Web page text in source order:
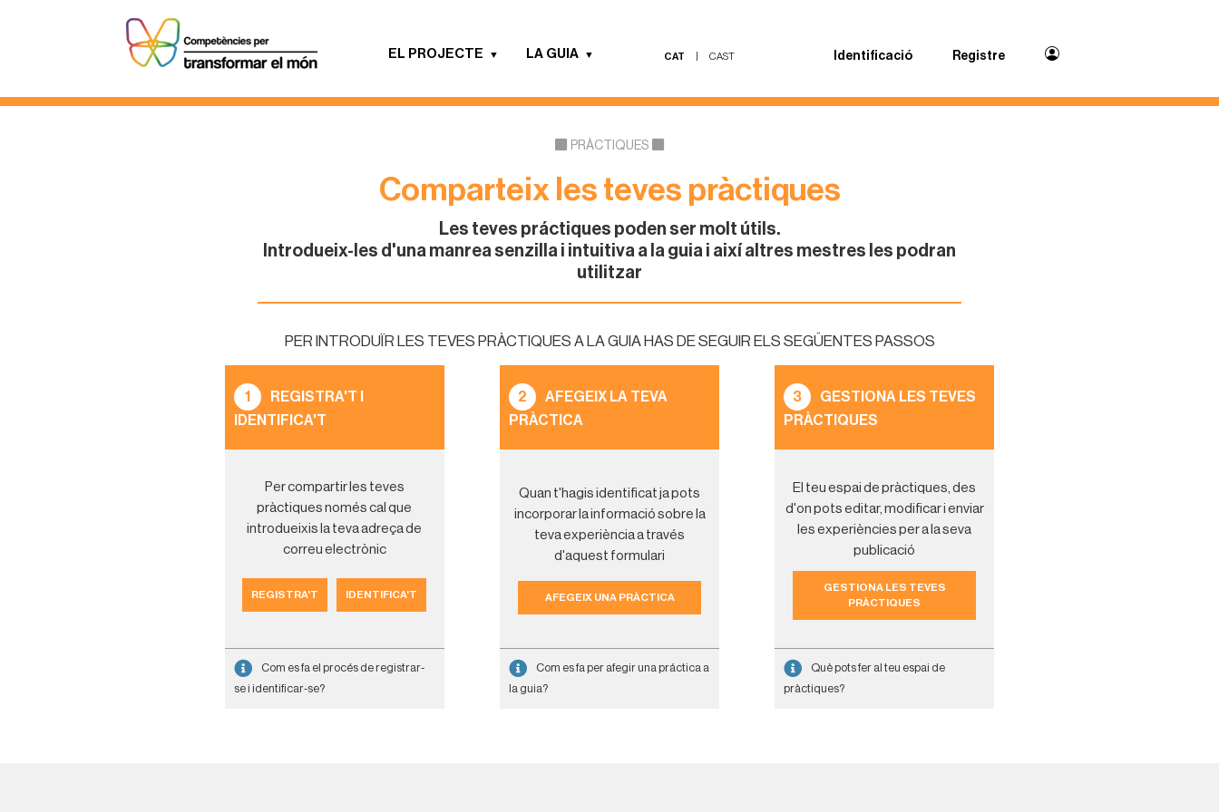
EL PROJECTE LA GUIA CAT CAST Identificació Registre
PRÀCTIQUES
Comparteix les teves pràctiques
Les teves práctiques poden ser molt útils.
Introdueix-les d'una manrea senzilla i intuitiva a la guia i així altres mestres les podran
utilitzar
PER INTRODUÏR LES TEVES PRÀCTIQUES A LA GUIA HAS DE SEGUIR ELS SEGÜENTES PASSOS
1
REGISTRA'T I
IDENTIFICA'T
Per compartir les teves
pràctiques només cal que
introdueixis la teva adreça de
correu electrònic
REGISTRA'T IDENTIFICA'T
Com es fa el procés de registrar-
se i identificar-se?
2
AFEGEIX LA TEVA
PRÀCTICA
Quan t'hagis identificat ja pots
incorporar la informació sobre la
teva experiència a través
d'aquest formulari
AFEGEIX UNA PRÀCTICA
Com es fa per afegir una práctica a
la guia?
3
GESTIONA LES TEVES
PRÀCTIQUES
El teu espai de pràctiques, des
d'on pots editar, modificar i enviar
les experiències per a la seva
publicació
GESTIONA LES TEVES
PRÀCTIQUES
Què pots fer al teu espai de
pràctiques?